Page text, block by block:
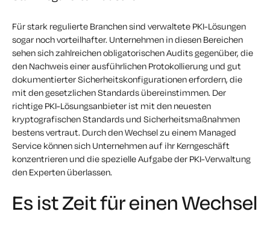
Für stark regulierte Branchen sind verwaltete PKI-Lösungen
sogar noch vorteilhafter. Unternehmen in diesen Bereichen
sehen sich zahlreichen obligatorischen Audits gegenüber, die
den Nachweis einer ausführlichen Protokollierung und gut
dokumentierter Sicherheitskonfigurationen erfordern, die
mit den gesetzlichen Standards übereinstimmen. Der
richtige PKI-Lösungsanbieter ist mit den neuesten
kryptografischen Standards und Sicherheitsmaßnahmen
bestens vertraut. Durch den Wechsel zu einem Managed
Service können sich Unternehmen auf ihr Kerngeschäft
konzentrieren und die spezielle Aufgabe der PKI-Verwaltung
den Experten überlassen.
Es ist Zeit für einen Wechsel